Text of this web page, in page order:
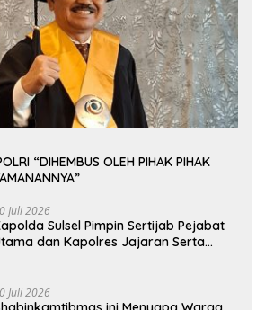
“DIHEMBUS OLEH PIHAK PIHAK
Juli 2026
Sulsel Pimpin Sertijab Pejabat
dan Kapolres Jajaran Serta
Juli 2026